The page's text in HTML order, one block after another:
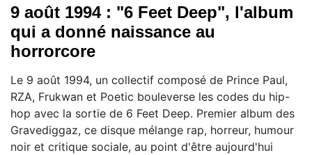
9 août 1994 : "6 Feet Deep", l'album
qui a donné naissance au
horrorcore
Le 9 août 1994, un collectif composé de Prince Paul,
RZA, Frukwan et Poetic bouleverse les codes du hip-
hop avec la sortie de 6 Feet Deep. Premier album des
Gravediggaz, ce disque mélange rap, horreur, humour
noir et critique sociale, au point d'être aujourd'hui